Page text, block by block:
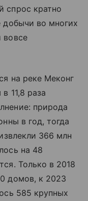
спрос кратно
добычи во многих
вовсе
на реке Меконг
11,8 раза
природа
в год, тогда
366 млн
на 48
Только в 2018
домов, к 2023
585 крупных